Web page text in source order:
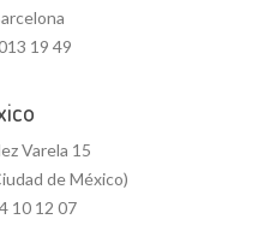
19 49
Varela 15
de México)
10 12 07